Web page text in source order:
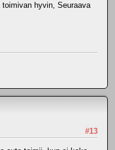
hyvin, Seuraava
#13